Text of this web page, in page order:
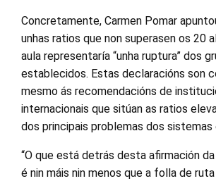
Concretamente, Carmen Pomar
unhas ratios que non superasen os 20
aula representaría “unha ruptura” dos
establecidos. Estas declaracións son
mesmo ás recomendacións de
internacionais que sitúan as ratios
dos principais problemas dos sistemas
“O que está detrás desta afirmación
é nin máis nin menos que a folla de